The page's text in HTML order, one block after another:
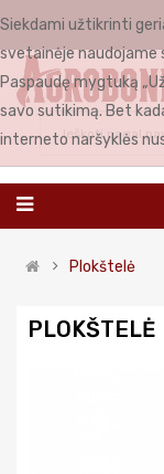
Plokštelė
PLOKŠTELĖ
Siekdami užtikrinti
svetainėje naudojame
Paspaudę mygtuką
savo sutikimą. Bet
interneto naršyklės